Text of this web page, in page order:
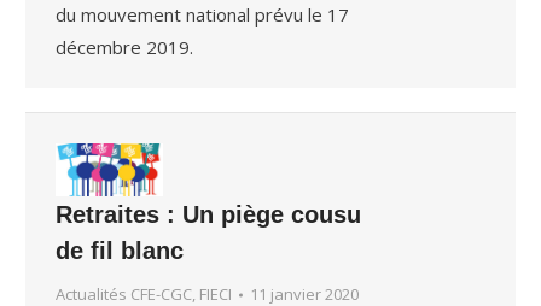
du mouvement national prévu le 17
décembre 2019.
Retraites : Un piège cousu
de fil blanc
Actualités CFE-CGC, FIECI 11 janvier 2020